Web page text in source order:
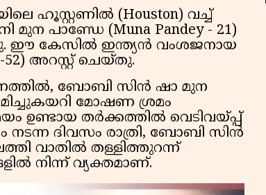
ഹൂസ്റ്റണിൽ (Houston) വച്ച്
മുന പാണ്ഡേ (Muna Pandey - 21)
ഈ കേസിൽ ഇന്ത്യൻ വംശജനായ
52) അറസ്റ്റ് ചെയ്തു.
ബോബി സിൻ ഷാ മുന
മോഷണ ശ്രമം
ഉണ്ടായ തർക്കത്തിൽ വെടിവയ്പ്പ്
ദിവസം രാത്രി, ബോബി സിൻ
വാതിൽ തള്ളിത്തുറന്ന്
നിന്ന് വ്യക്തമാണ്.